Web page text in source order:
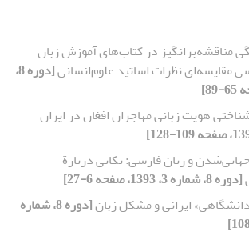
مناقشه‌برانگیز در کتاب‌های آموزش زبان
مقایسه‌ای نظرات اساتید علوم‌انسانی
[دوره 8،
هویت زبانی مهاجران افغان در ایران
جهانی‌شدن و زبان فارسی: نکاتی دربارة
[دوره 8، شماره 3، 1393، صفحه 6-27]
ایرانی و مشکل زبان
[دوره 8، شماره